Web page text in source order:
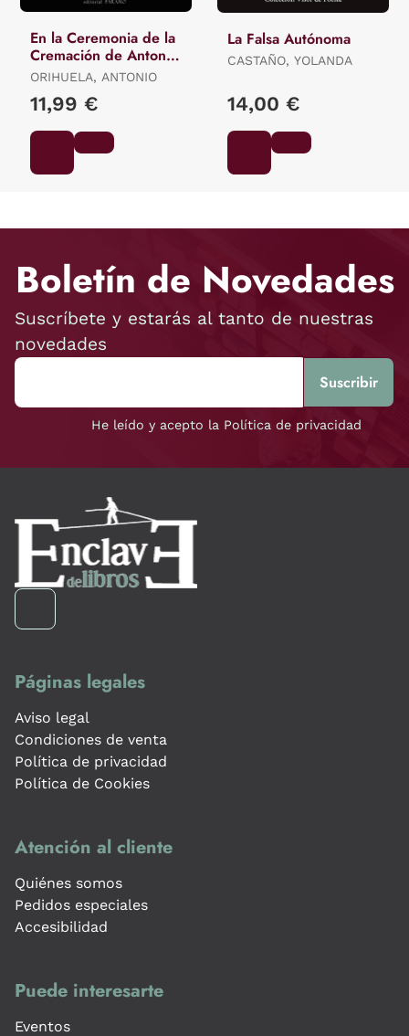
En la Ceremonia de la
Cremación de Antonio
Orihuela
ORIHUELA, ANTONIO
11,99 €
La Falsa Autónoma
CASTAÑO, YOLANDA
14,00 €
Boletín de Novedades
Suscríbete y estarás al tanto de nuestras
novedades
He leído y acepto la Política de privacidad
Páginas legales
Aviso legal
Condiciones de venta
Política de privacidad
Política de Cookies
Atención al cliente
Quiénes somos
Pedidos especiales
Accesibilidad
Puede interesarte
Eventos